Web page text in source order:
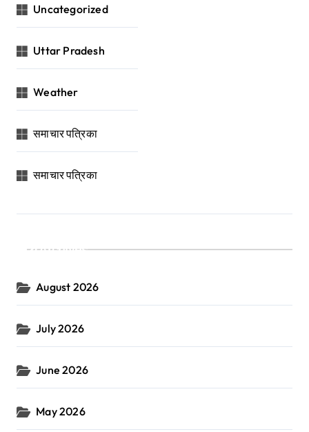
Uncategorized
Uttar Pradesh
Weather
समाचार पत्रिका
समाचार पत्रिका
Archives
August 2026
July 2026
June 2026
May 2026